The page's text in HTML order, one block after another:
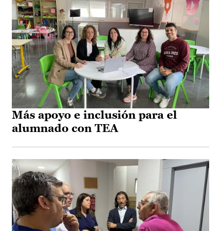
Más apoyo e inclusión para el
alumnado con TEA